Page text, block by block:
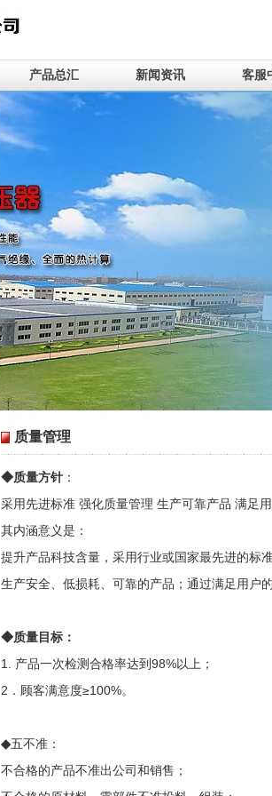
产品总汇 新闻资讯 客服
质量管理
◆质量方针 ：
采用先进标准 强化质量管理 生产可靠产品 满足
其内涵意义是：
提升产品科技含量，采用行业或国家最先进的标
生产安全、低损耗、可靠的产品；通过满足用户
◆质量目标：
1. 产品一次检测合格率达到98%以上；
2．顾客满意度≥100%。
◆五不准：
不合格的产品不准出公司和销售；